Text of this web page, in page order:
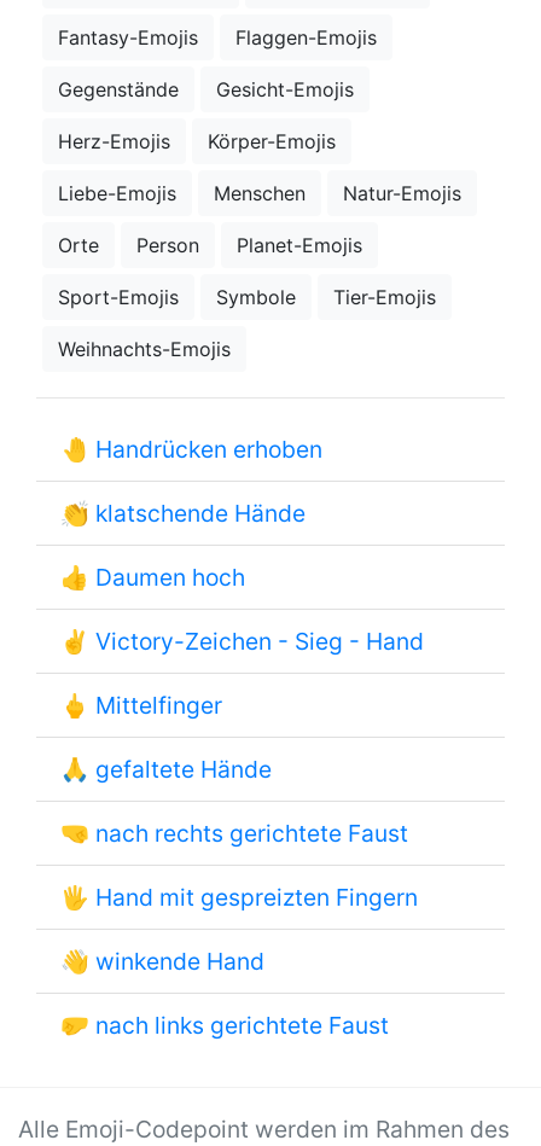
Fantasy-Emojis Flaggen-Emojis
Gegenstände Gesicht-Emojis
Herz-Emojis Körper-Emojis
Liebe-Emojis Menschen Natur-Emojis
Orte Person Planet-Emojis
Sport-Emojis Symbole Tier-Emojis
Weihnachts-Emojis
🤚 Handrücken erhoben
👏 klatschende Hände
👍 Daumen hoch
✌ Victory-Zeichen - Sieg - Hand
🖕 Mittelfinger
🙏 gefaltete Hände
🤜 nach rechts gerichtete Faust
🖐 Hand mit gespreizten Fingern
👋 winkende Hand
🤛 nach links gerichtete Faust
Alle Emoji-Codepoint werden im Rahmen des